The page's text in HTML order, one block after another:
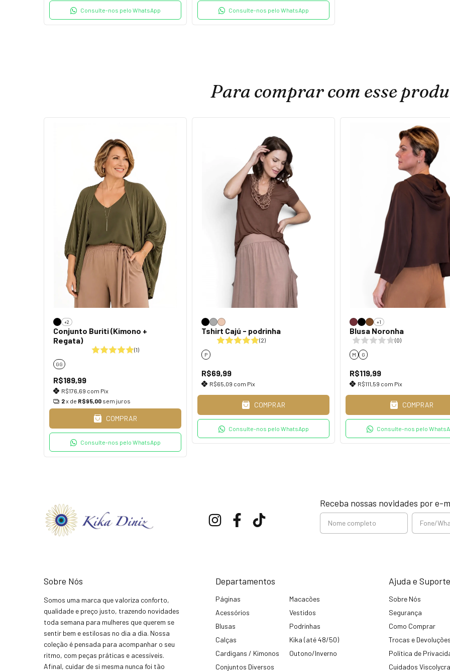
Consulte-nos pelo WhatsApp Consulte-nos pelo WhatsApp
Para comprar com esse
+2
Conjunto Buriti (Kimono +
Regata)
(1)
GG
R$189,99
R$176,69 com Pix
2x de R$95,00 sem juros
COMPRAR
Consulte-nos pelo WhatsApp
Tshirt Cajú - podrinha
(2)
P
R$69,99
R$65,09 com Pix
COMPRAR
Consulte-nos pelo WhatsApp
+1
Blusa Noronha
(0)
M G
R$119,99
R$111,59 com Pix
COMPRAR
Consulte-nos pelo
Receba nossas novidades por e-
Sobre Nós
Somos uma marca que valoriza conforto,
qualidade e preço justo, trazendo novidades
toda semana para mulheres que querem se
sentir bem e estilosas no dia a dia. Nossa
coleção é pensada para acompanhar o seu
ritmo, com peças práticas e acessíveis.
Afinal, cuidar de si mesma nunca foi tão
Departamentos
Páginas
Acessórios
Blusas
Calças
Cardigans / Kimonos
Conjuntos Diversos
Macacões
Vestidos
Podrinhas
Kika (até 48/50)
Outono/Inverno
Ajuda e
Sobre Nós
Segurança
Como Comprar
Trocas e
Política de
Cuidados